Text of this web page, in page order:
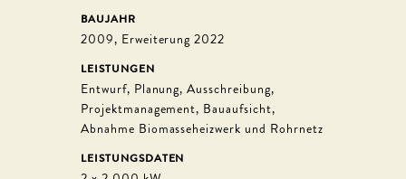
BAUJAHR
2009, Erweiterung 2022
LEISTUNGEN
Entwurf, Planung, Ausschreibung,
Projektmanagement, Bauaufsicht,
Abnahme Biomasseheizwerk und Rohrnetz
LEISTUNGSDATEN